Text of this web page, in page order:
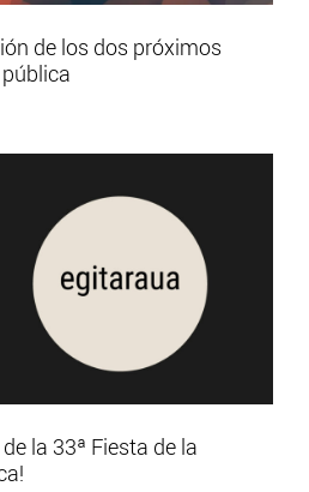
de los dos próximos
la 33ª Fiesta de la